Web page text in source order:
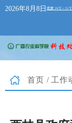
2026年8月8日
首页 / 工作